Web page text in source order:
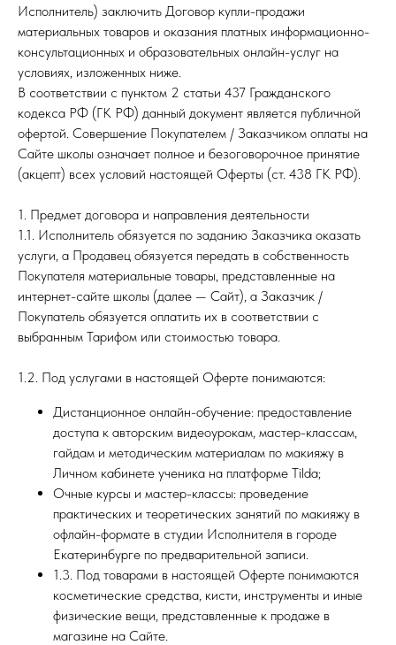
Исполнитель) заключить Договор купли-продажи
материальных товаров и оказания платных информационно-
консультационных и образовательных онлайн-услуг на
условиях, изложенных ниже.
В соответствии с пунктом 2 статьи 437 Гражданского
кодекса РФ (ГК РФ) данный документ является публичной
офертой. Совершение Покупателем / Заказчиком оплаты на
Сайте школы означает полное и безоговорочное принятие
(акцепт) всех условий настоящей Оферты (ст. 438 ГК РФ).
1. Предмет договора и направления деятельности
1.1. Исполнитель обязуется по заданию Заказчика оказать
услуги, а Продавец обязуется передать в собственность
Покупателя материальные товары, представленные на
интернет-сайте школы (далее — Сайт), а Заказчик /
Покупатель обязуется оплатить их в соответствии с
выбранным Тарифом или стоимостью товара.
1.2. Под услугами в настоящей Оферте понимаются:
Дистанционное онлайн-обучение: предоставление
доступа к авторским видеоурокам, мастер-классам,
гайдам и методическим материалам по макияжу в
Личном кабинете ученика на платформе Tilda;
Очные курсы и мастер-классы: проведение
практических и теоретических занятий по макияжу в
офлайн-формате в студии Исполнителя в городе
Екатеринбурге по предварительной записи.
1.3. Под товарами в настоящей Оферте понимаются
косметические средства, кисти, инструменты и иные
физические вещи, представленные к продаже в
магазине на Сайте.